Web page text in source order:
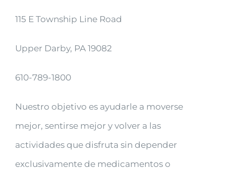
115 E Township Line Road
Upper Darby, PA 19082
610-789-1800
Nuestro objetivo es ayudarle a moverse
mejor, sentirse mejor y volver a las
actividades que disfruta sin depender
exclusivamente de medicamentos o